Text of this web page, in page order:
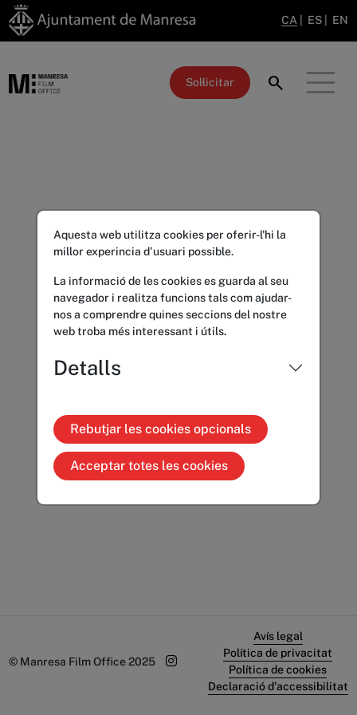
Aquesta web utilitza cookies per oferir-l'hi la
millor experincia d'usuari possible.
La informació de les cookies es guarda al seu
navegador i realitza funcions tals com ajudar-
nos a comprendre quines seccions del nostre
web troba més interessant i útils.
Detalls
Rebutjar les cookies opcionals
Acceptar totes les cookies
CA | ES| EN
Sol·licitar search
© Manresa Film Office 2025
Avís legal
Política de privacitat
Política de cookies
Declaració d'accessibilitat